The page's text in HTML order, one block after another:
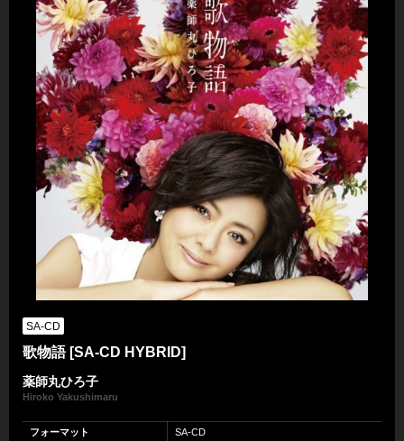
SA-CD
歌物語 [SA-CD HYBRID]
薬師丸ひろ子
Hiroko Yakushimaru
フォーマット
SA-CD